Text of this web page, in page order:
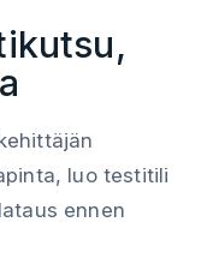
luo testitili
ennen